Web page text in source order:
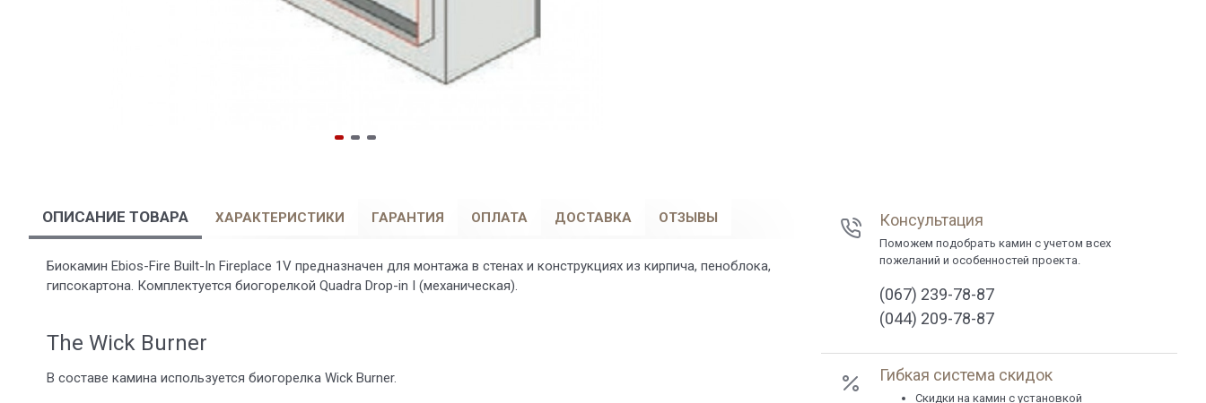
ОПИСАНИЕ ТОВАРА ХАРАКТЕРИСТИКИ ГАРАНТИЯ ОПЛАТА ДОСТАВКА ОТЗЫВЫ
Биокамин Ebios-Fire Built-In Fireplace 1V предназначен для монтажа в стенах и конструкциях из кирпича, пеноблока,
гипсокартона. Комплектуется биогорелкой Quadra Drop-in I (механическая).
The Wick Burner
В составе камина используется биогорелка Wick Burner.
Консультация
Поможем подобрать камин с учетом всех
пожеланий и особенностей проекта.
(067) 239-78-87
(044) 209-78-87
Гибкая система скидок
Cкидки на камин с установкой